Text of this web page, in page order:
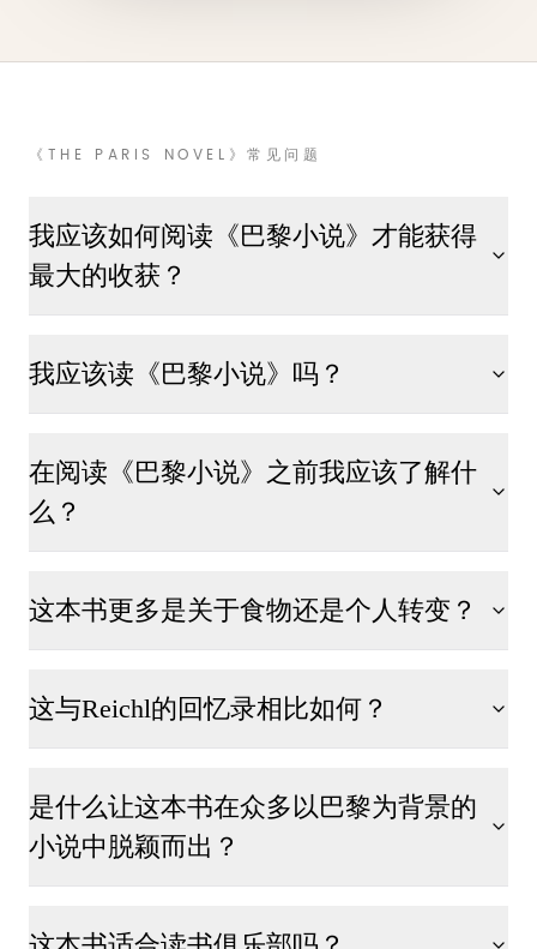
《THE PARIS NOVEL》常见问题
我应该如何阅读《巴黎小说》才能获得
最大的收获？
我应该读《巴黎小说》吗？
在阅读《巴黎小说》之前我应该了解什
么？
这本书更多是关于食物还是个人转变？
这与Reichl的回忆录相比如何？
是什么让这本书在众多以巴黎为背景的
小说中脱颖而出？